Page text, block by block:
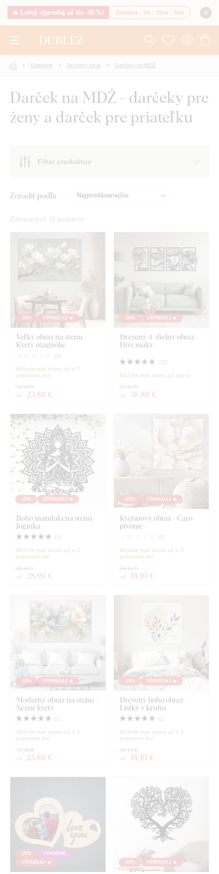
🔥 Letný výpredaj až do -30 %! Zostáva - 5h : 31m : 53s
Kategórie Sezónny tovar Darčeky na MDŽ
Darček na MDŽ - darčeky pre
ženy a darček pre priateľku
Filter produktov
Zoradiť podľa
Zobrazených 18 produktov
-25% VÝPREDAJ 🔥
Veľký obraz na stenu -
Kvety magnólie
( 0)
Môžete mať doma už o 3
pracovné dni
od 23,80 €
31,80 €
-30% VÝPREDAJ 🔥
Drevený 4-dielny obraz -
Divé maky
( 15)
Môžete mať doma už zajtra
od 38,80 €
55,40 €
-25% VÝPREDAJ 🔥
Boho mandala na stenu -
Jogínka
( 3)
Môžete mať doma už o 2
pracovné dni
od 28,90 €
38,60 €
-25% VÝPREDAJ 🔥
Kvetinový obraz - Čaro
pivónie
( 0)
Môžete mať doma už o 3
pracovné dni
od 18,10 €
24,10 €
-25% VÝPREDAJ 🔥
Moderný obraz na stenu -
Nežné kvety
( 1 )
Môžete mať doma už o 3
pracovné dni
od 23,80 €
31,80 €
-25% VÝPREDAJ 🔥
Drevený boho obraz -
Lístky v kruhu
( 1 )
Môžete mať doma už o 3
pracovné dni
od 18,10 €
24,10 €
-25%
VÝHODNÉ
VÝPREDAJ 🔥
-25% VÝPREDAJ 🔥